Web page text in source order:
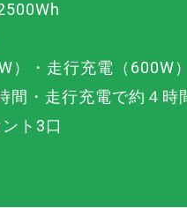
）・ 走行充電（600W
・走行充電で約４
ト3口